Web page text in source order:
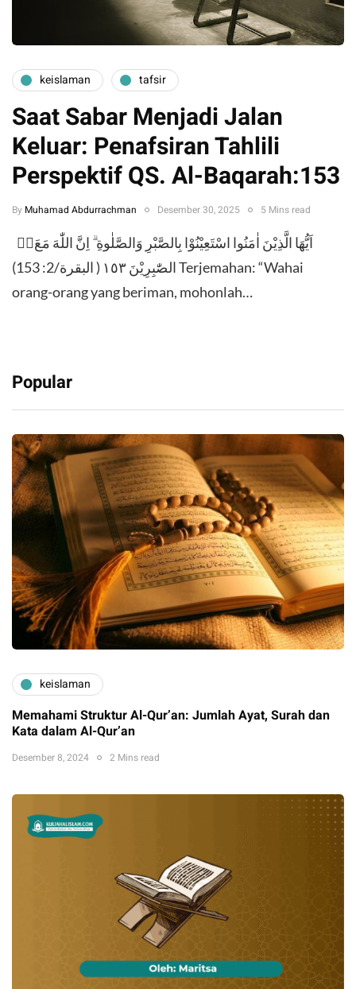
keislaman tafsir
Saat Sabar Menjadi Jalan
Keluar: Penafsiran Tahlili
Perspektif QS. Al-Baqarah:153
By Muhamad Abdurrachman Desember 30, 2025 5 Mins read
​ٰٓاَيُّهَا الَّذِيْنَ اٰمَنُوا اسْتَعِيْنُوْا بِالصَّبْرِ وَالصَّلٰوةِ ۗ اِنَّ اللّٰهَ مَعَ
الصّٰبِرِيْنَ ١٥٣ ( البقرة/2: 153) ​Terjemahan: “Wahai
orang-orang yang beriman, mohonlah…
Popular
keislaman
Memahami Struktur Al-Qur’an: Jumlah Ayat, Surah dan
Kata dalam Al-Qur’an
Desember 8, 2024 2 Mins read